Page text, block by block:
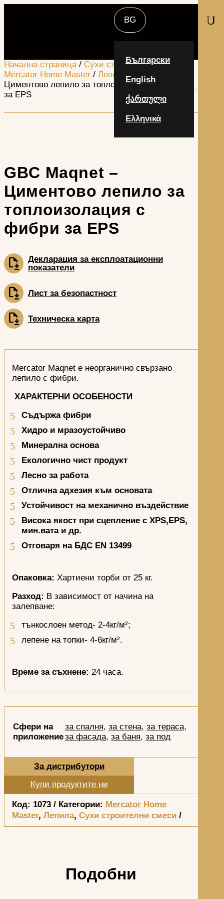
Български
English
ქართული
Ελληνικά
U
Начална страница/ Сухи строителни смеси
Mercator Home Master / Лепила/ GBC Maqnet –
Циментово лепило за топлоизолация с фибри
за EPS
GBC Maqnet –
Циментово лепило за
топлоизолация с
фибри за EPS
Декларация за експлоатационни
показатели
Лист за безопастност
Техническа карта
Mercator Maqnet е неорганично свързано
лепило с фибри.
ХАРАКТЕРНИ ОСОБЕНОСТИ
Съдържа фибри
Хидро и мразоустойчиво
Минерална основа
Екологично чист продукт
Лесно за работа
Отлична адхезия към основата
Устойчивост на механично въздействие
Висока якост при сцепление с XPS,EPS,
мин.вата и др.
Отговаря на БДС EN 13499
Опаковка: Хартиени торби от 25 кг.
Разход: В зависимост от начина на
залепване:
тънкослоен метод- 2-4кг/м²;
лепене на топки- 4-6кг/м².
Време за съхнене: 24 часа.
Сфери на
приложение
за спалня, за стена, за тераса,
за фасада, за баня, за под
За дистрибутори
Купи продуктите ни
Код: 1073 Категории: Mercator Home
Master, Лепила, Сухи строителни смеси
Подобни